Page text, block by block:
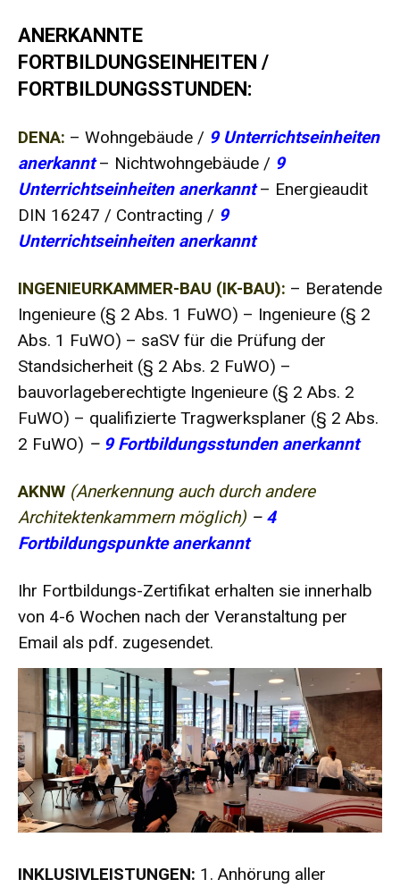
ANERKANNTE
FORTBILDUNGSEINHEITEN /
FORTBILDUNGSSTUNDEN:
DENA: – Wohngebäude / 9 Unterrichtseinheiten
anerkannt– Nichtwohngebäude / 9
Unterrichtseinheiten anerkannt– Energieaudit
DIN 16247 / Contracting / 9
Unterrichtseinheiten anerkannt
INGENIEURKAMMER-BAU (IK-BAU): – Beratende
Ingenieure (§ 2 Abs. 1 FuWO) – Ingenieure (§ 2
Abs. 1 FuWO) – saSV für die Prüfung der
Standsicherheit (§ 2 Abs. 2 FuWO) –
bauvorlageberechtigte Ingenieure (§ 2 Abs. 2
FuWO) – qualifizierte Tragwerksplaner (§ 2 Abs.
2 FuWO) – 9 Fortbildungsstunden anerkannt
AKNW (Anerkennung auch durch andere
Architektenkammern möglich) – 4
Fortbildungspunkte anerkannt
Ihr Fortbildungs-Zertifikat erhalten sie innerhalb
von 4-6 Wochen nach der Veranstaltung per
Email als pdf. zugesendet.
INKLUSIVLEISTUNGEN: 1. Anhörung aller